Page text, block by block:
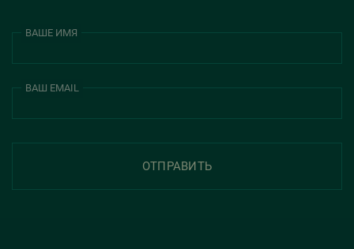
ВАШЕ ИМЯ
ВАШ EMAIL
ОТПРАВИТЬ